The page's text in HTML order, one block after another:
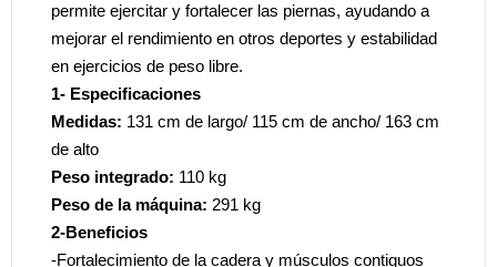
permite ejercitar y fortalecer las piernas, ayudando a
mejorar el rendimiento en otros deportes y estabilidad
en ejercicios de peso libre.
1- Especificaciones
Medidas: 131 cm de largo/ 115 cm de ancho/ 163 cm
de alto
Peso integrado: 110 kg
Peso de la máquina: 291 kg
2-Beneficios
-Fortalecimiento de la cadera y músculos contiguos